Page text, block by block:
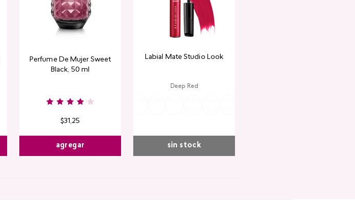
Perfume De Mujer Sweet
Black, 50 ml
$31,25
agregar
Labial Mate Studio Look
Deep Red
Burgundy
Rose Pink Dusty
sin stock